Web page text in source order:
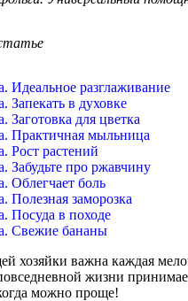
Идеальное разглаживание
Запекать в духовке
Заготовка для цветка
Практичная мыльница
Рост растений
Забудьте про ржавчину
Облегчает боль
Полезная заморозка
Посуда в походе
Свежие бананы
хозяйки важна каждая
жизни
можно проще!